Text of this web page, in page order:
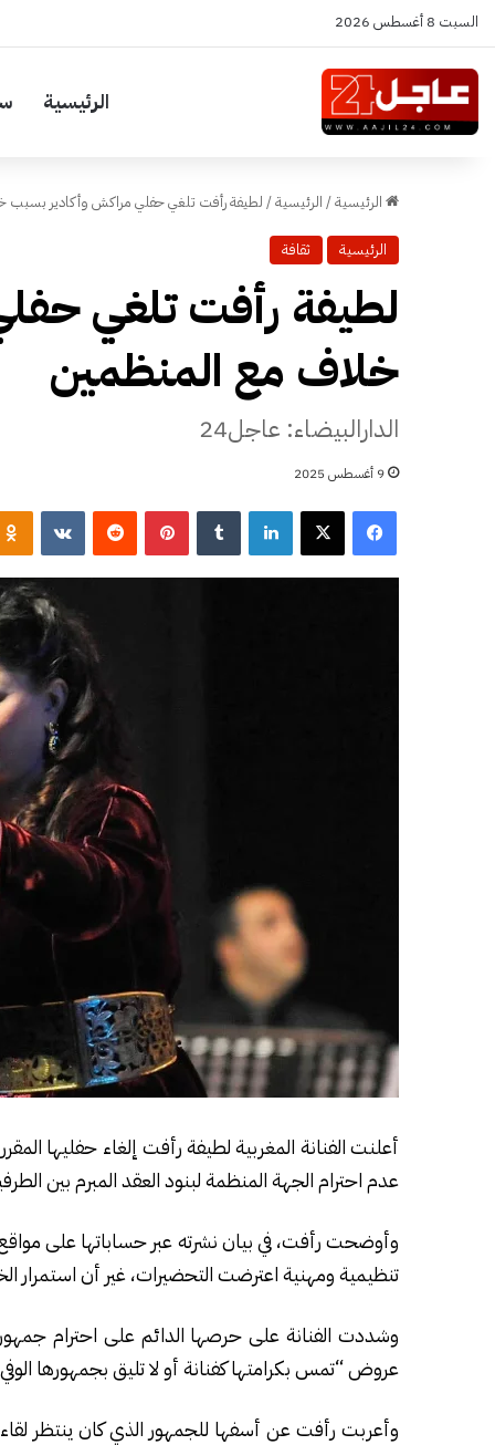
السبت 8 أغسطس 2026
الرئيسية
الرئيسية/ الرئيسية/ لطيفة رأفت تلغي حفلي مراكش وأكادير بسبب
الرئيسية ثقافة
لطيفة رأفت تلغي
خلاف مع المنظمين
الدارالبيضاء: عاجل24
9 أغسطس 2025
فيسبوك ‫X لينكدإن بينتيريست ‏VKontakte
أعلنت الفنانة المغربية لطيفة رأفت إلغاء حفليها
عدم احترام الجهة المنظمة لبنود العقد المبرم بين
وأوضحت رأفت، في بيان نشرته عبر حساباتها على
تنظيمية ومهنية اعترضت التحضيرات، غير أن استمرار
وشددت الفنانة على حرصها الدائم على احترام
عروض “تمس بكرامتها كفنانة أو لا تليق بجمهورها
وأعربت رأفت عن أسفها للجمهور الذي كان ينتظر